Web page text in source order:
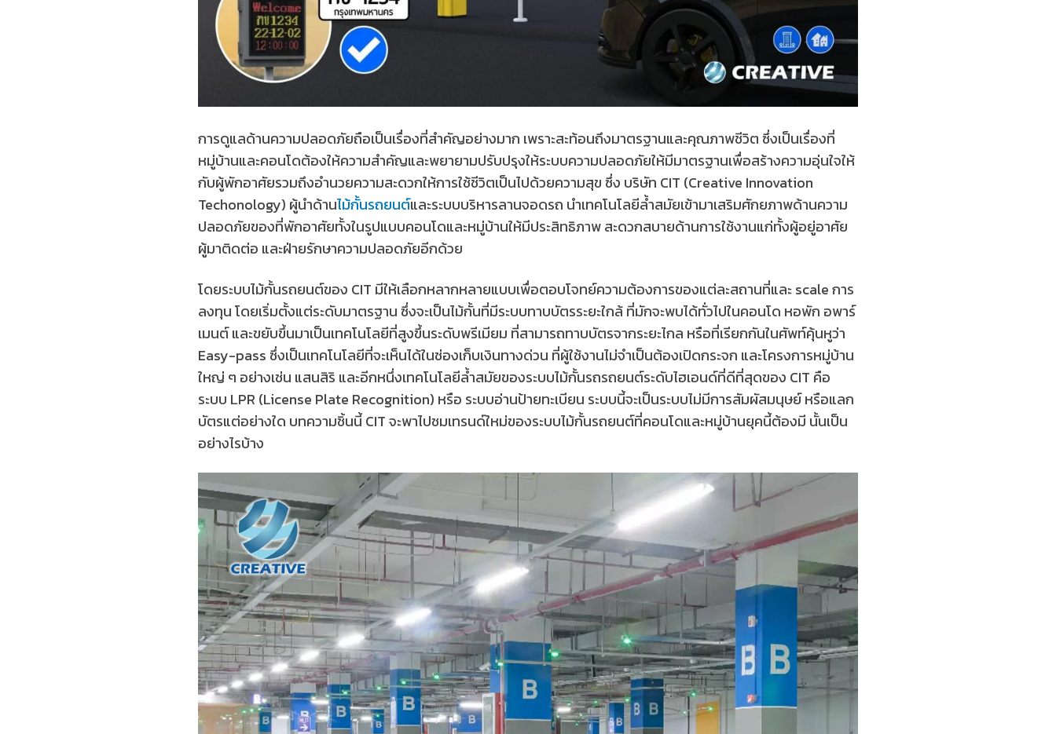
การดูแลด้านความปลอดภัยถือเป็นเรื่องที่สำคัญอย่างมาก เพราะสะท้อนถึงมาตรฐานและคุณภาพชีวิต ซึ่งเป็นเรื่องที่
หมู่บ้านและคอนโดต้องให้ความสำคัญและพยายามปรับปรุงให้ระบบความปลอดภัยให้มีมาตรฐานเพื่อสร้างความอุ่นใจให้
กับผู้พักอาศัยรวมถึงอำนวยความสะดวกให้การใช้ชีวิตเป็นไปด้วยความสุข ซึ่ง บริษัท CIT (Creative Innovation
Techonology) ผู้นำด้านไม้กั้นรถยนต์และระบบบริหารลานจอดรถ นำเทคโนโลยีล้ำสมัยเข้ามาเสริมศักยภาพด้านความ
ปลอดภัยของที่พักอาศัยทั้งในรูปแบบคอนโดและหมู่บ้านให้มีประสิทธิภาพ สะดวกสบายด้านการใช้งานแก่ทั้งผู้อยู่อาศัย
ผู้มาติดต่อ และฝ่ายรักษาความปลอดภัยอีกด้วย
โดยระบบไม้กั้นรถยนต์ของ CIT มีให้เลือกหลากหลายแบบเพื่อตอบโจทย์ความต้องการของแต่ละสถานที่และ scale การ
ลงทุน โดยเริ่มตั้งแต่ระดับมาตรฐาน ซึ่งจะเป็นไม้กั้นที่มีระบบทาบบัตรระยะใกล้ ที่มักจะพบได้ทั่วไปในคอนโด หอพัก อพาร์
เมนต์ และขยับขึ้นมาเป็นเทคโนโลยีที่สูงขึ้นระดับพรีเมียม ที่สามารถทาบบัตรจากระยะไกล หรือที่เรียกกันในศัพท์คุ้นหูว่า
Easy-pass ซึ่งเป็นเทคโนโลยีที่จะเห็นได้ในช่องเก็บเงินทางด่วน ที่ผู้ใช้งานไม่จำเป็นต้องเปิดกระจก และโครงการหมู่บ้าน
ใหญ่ ๆ อย่างเช่น แสนสิริ และอีกหนึ่งเทคโนโลยีล้ำสมัยของระบบไม้กั้นรถรถยนต์ระดับไฮเอนด์ที่ดีที่สุดของ CIT คือ
ระบบ LPR (License Plate Recognition) หรือ ระบบอ่านป้ายทะเบียน ระบบนี้จะเป็นระบบไม่มีการสัมผัสมนุษย์ หรือแลก
บัตรแต่อย่างใด บทความชิ้นนี้ CIT จะพาไปชมเทรนด์ใหม่ของระบบไม้กั้นรถยนต์ที่คอนโดและหมู่บ้านยุคนี้ต้องมี นั้นเป็น
อย่างไรบ้าง